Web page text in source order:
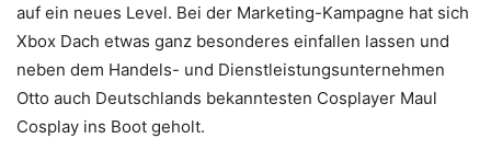
auf ein neues Level. Bei der Marketing-Kampagne hat sich
Xbox Dach etwas ganz besonderes einfallen lassen und
neben dem Handels- und Dienstleistungsunternehmen
Otto auch Deutschlands bekanntesten Cosplayer Maul
Cosplay ins Boot geholt.